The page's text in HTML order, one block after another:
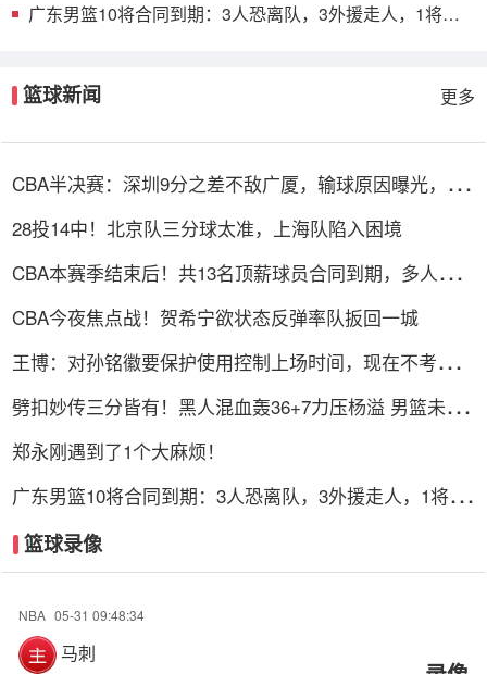
广东男篮10将合同到期：3人恐离队，3外援走人，1将或
篮球新闻 更多
CBA半决赛：深圳9分之差不敌广厦，输球原因曝光，3人
28投14中！北京队三分球太准，上海队陷入困境
CBA本赛季结束后！共13名顶薪球员合同到期，多人或遭
CBA今夜焦点战！贺希宁欲状态反弹率队扳回一城
王博：对孙铭徽要保护使用控制上场时间，现在不考虑总
劈扣妙传三分皆有！黑人混血轰36+7力压杨溢 男篮未来
郑永刚遇到了1个大麻烦！
广东男篮10将合同到期：3人恐离队，3外援走人，1将或
篮球录像
NBA 05-31 09:48:34
马刺